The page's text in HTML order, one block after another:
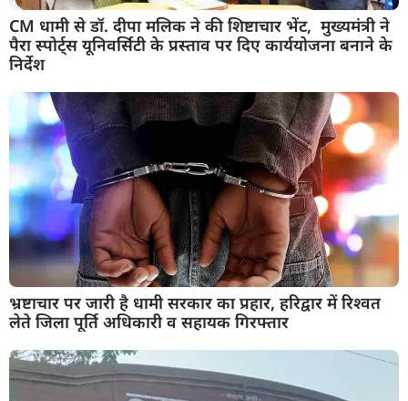
CM धामी से डॉ. दीपा मलिक ने की शिष्टाचार भेंट, मुख्यमंत्री ने
पैरा स्पोर्ट्स यूनिवर्सिटी के प्रस्ताव पर दिए कार्ययोजना बनाने के
निर्देश
भ्रष्टाचार पर जारी है धामी सरकार का प्रहार, हरिद्वार में रिश्वत
लेते जिला पूर्ति अधिकारी व सहायक गिरफ्तार